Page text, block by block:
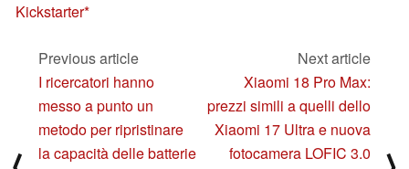
Kickstarter
Previous article
I ricercatori hanno
messo a punto un
metodo per ripristinare
la capacità delle batterie
Next article
Xiaomi 18 Pro Max:
prezzi simili a quelli dello
Xiaomi 17 Ultra e nuova
fotocamera LOFIC 3.0